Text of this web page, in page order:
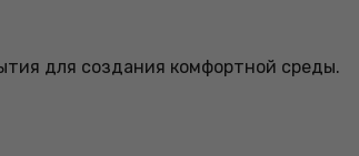
для создания комфортной среды.